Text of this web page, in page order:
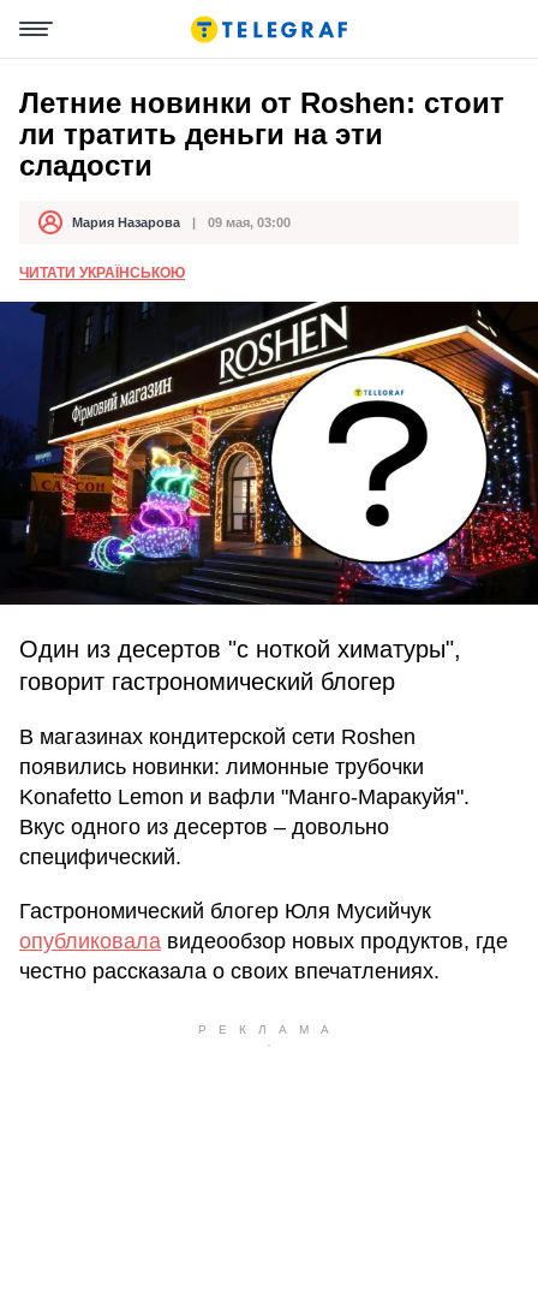
Летние новинки от Roshen: стоит
ли тратить деньги на эти
сладости
АвторМария Назарова
Дата публикации 09 мая, 03:00
ЧИТАТИ УКРАЇНСЬКОЮ
Один из десертов "с ноткой химатуры",
говорит гастрономический блогер
В магазинах кондитерской сети Roshen
появились новинки: лимонные трубочки
Konafetto Lemon и вафли "Манго-Маракуйя".
Вкус одного из десертов – довольно
специфический.
Гастрономический блогер Юля Мусийчук
опубликовала видеообзор новых продуктов, где
честно рассказала о своих впечатлениях.